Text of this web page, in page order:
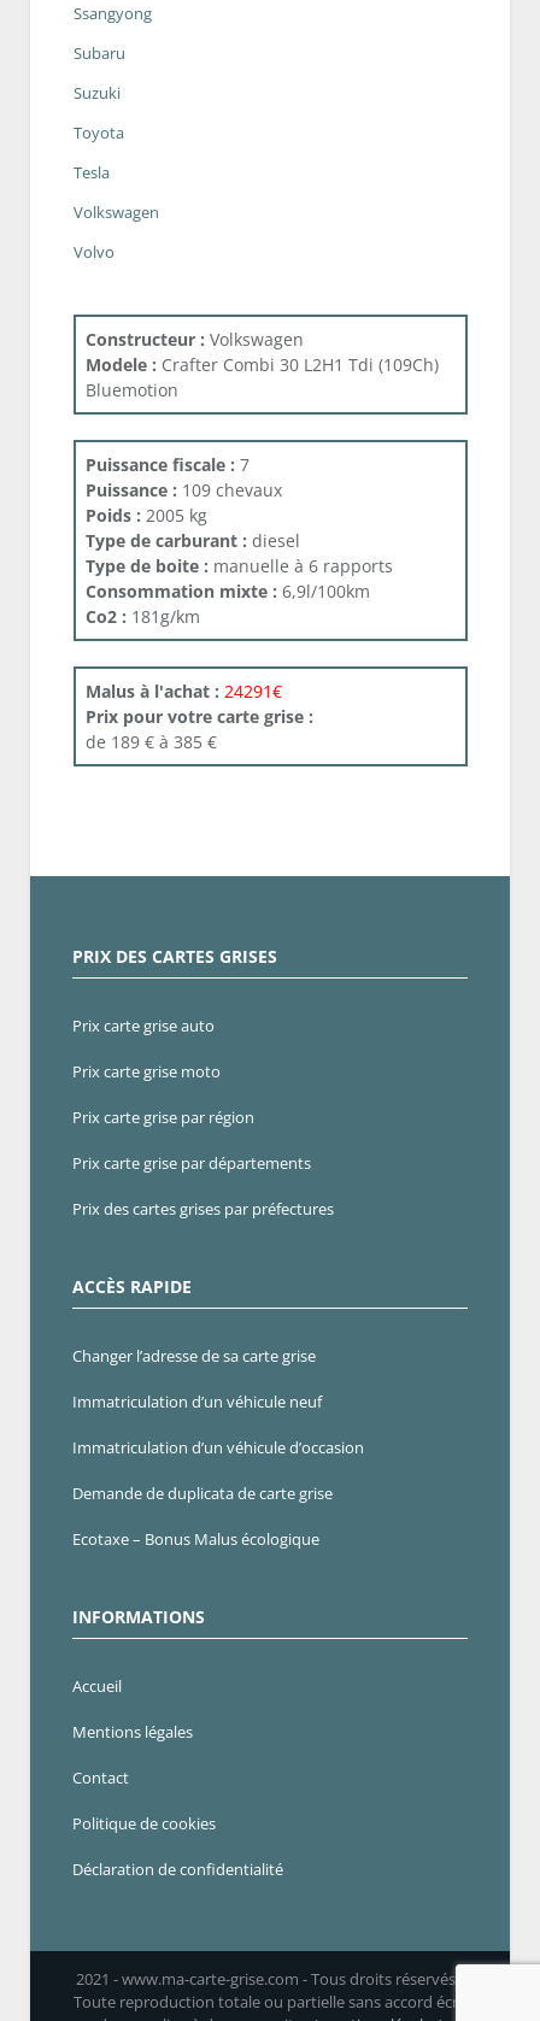
Ssangyong
Subaru
Suzuki
Toyota
Tesla
Volkswagen
Volvo
Constructeur : Volkswagen
Modele : Crafter Combi 30 L2H1 Tdi (109Ch)
Bluemotion
Puissance fiscale : 7
Puissance : 109 chevaux
Poids : 2005 kg
Type de carburant : diesel
Type de boite : manuelle à 6 rapports
Consommation mixte : 6,9l/100km
Co2 : 181g/km
Malus à l'achat : 24291€
Prix pour votre carte grise :
de 189 € à 385 €
PRIX DES CARTES GRISES
Prix carte grise auto
Prix carte grise moto
Prix carte grise par région
Prix carte grise par départements
Prix des cartes grises par préfectures
ACCÈS RAPIDE
Changer l’adresse de sa carte grise
Immatriculation d’un véhicule neuf
Immatriculation d’un véhicule d’occasion
Demande de duplicata de carte grise
Ecotaxe – Bonus Malus écologique
INFORMATIONS
Accueil
Mentions légales
Contact
Politique de cookies
Déclaration de confidentialité
2021 - www.ma-carte-grise.com - Tous droits réservés -
Toute reproduction totale ou partielle sans accord écrit